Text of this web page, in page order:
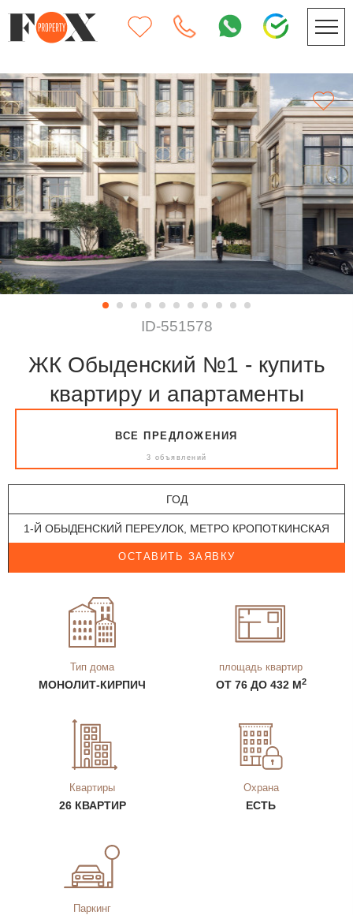
ID-551578
ЖК Обыденский №1 - купить
квартиру и апартаменты
ВСЕ ПРЕДЛОЖЕНИЯ
3 объявлений
ГОД
1-Й ОБЫДЕНСКИЙ ПЕРЕУЛОК, МЕТРО КРОПОТКИНСКАЯ
ОСТАВИТЬ ЗАЯВКУ
Тип дома
МОНОЛИТ-КИРПИЧ
площадь квартир
ОТ 76 ДО 432 М2
Квартиры
26 КВАРТИР
Охрана
ЕСТЬ
Паркинг